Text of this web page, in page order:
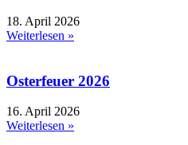
18. April 2026
Weiterlesen »
Osterfeuer 2026
16. April 2026
Weiterlesen »